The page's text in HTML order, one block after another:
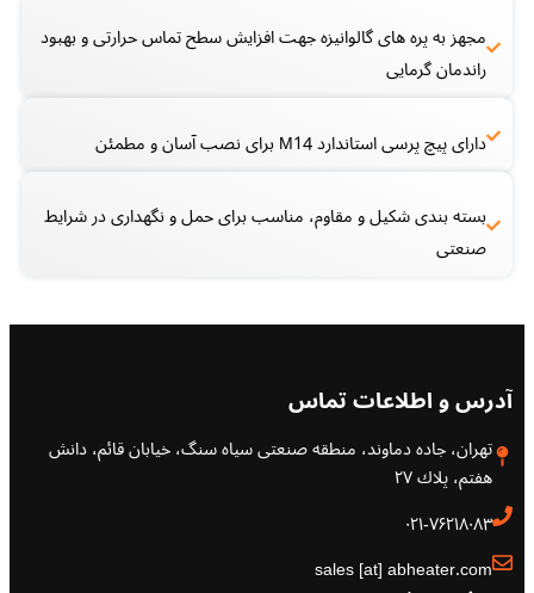
مجهز به پره های گالوانیزه جهت افزایش سطح تماس حرارتی و بهبود
راندمان گرمایی
دارای پیچ پرسی استاندارد M14 برای نصب آسان و مطمئن
بسته بندی شکیل و مقاوم، مناسب برای حمل و نگهداری در شرایط
صنعتی
آدرس و اطلاعات تماس
تهران، جاده دماوند، منطقه صنعتی سياه سنگ، خيابان قائم، دانش
هفتم، پلاك ٢٧
۰۲۱-۷۶۲۱۸۰۸۳
sales [at] abheater.com